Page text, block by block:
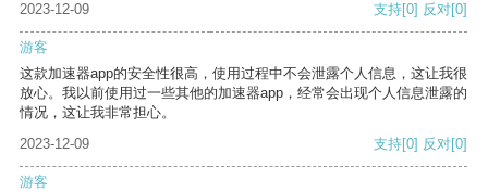
2023-12-09 支持[0] 反对[0]
游客
这款加速器app的安全性很高，使用过程中不会泄露个人信息，这让我很
放心。我以前使用过一些其他的加速器app，经常会出现个人信息泄露的
情况，这让我非常担心。
2023-12-09
支持[0] 反对[0]
游客